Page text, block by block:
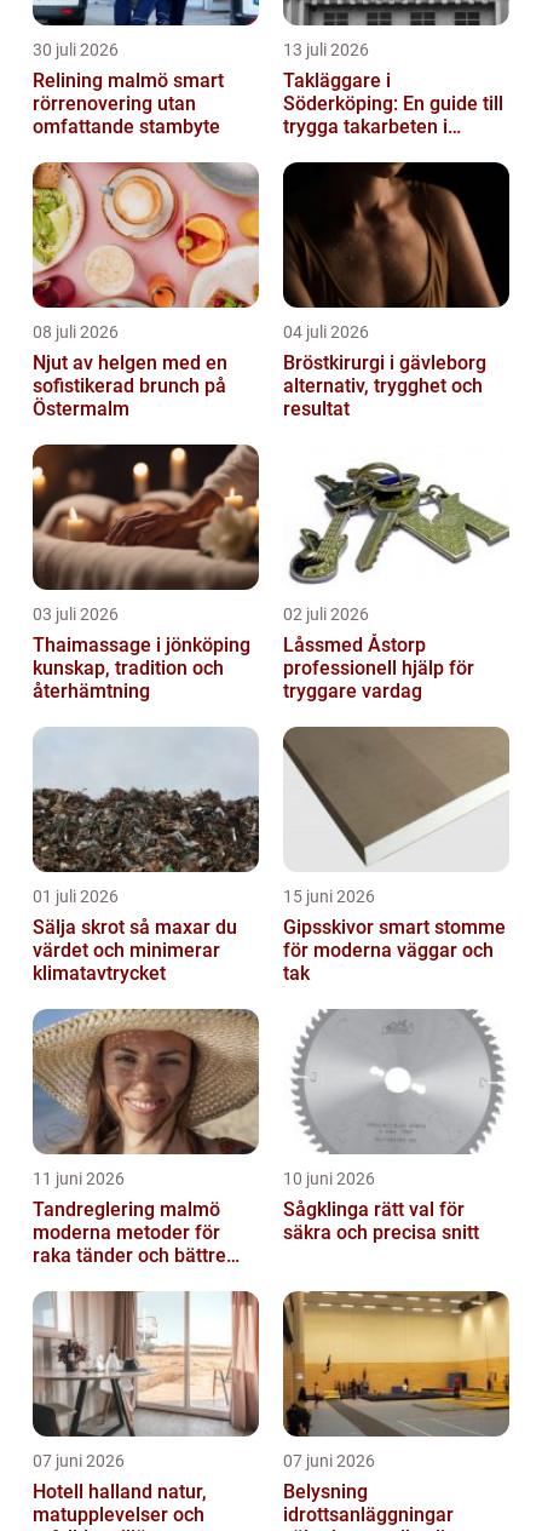
30 juli 2026
Relining malmö smart
rörrenovering utan
omfattande stambyte
13 juli 2026
Takläggare i
Söderköping: En guide till
trygga takarbeten i
08 juli 2026
Njut av helgen med en
sofistikerad brunch på
Östermalm
04 juli 2026
Bröstkirurgi i gävleborg
alternativ, trygghet och
resultat
03 juli 2026
Thaimassage i jönköping
kunskap, tradition och
återhämtning
02 juli 2026
Låssmed Åstorp
professionell hjälp för
tryggare vardag
01 juli 2026
Sälja skrot så maxar du
värdet och minimerar
klimatavtrycket
15 juni 2026
Gipsskivor smart stomme
för moderna väggar och
tak
11 juni 2026
Tandreglering malmö
moderna metoder för
raka tänder och bättre
10 juni 2026
Sågklinga rätt val för
säkra och precisa snitt
07 juni 2026
Hotell halland natur,
matupplevelser och
07 juni 2026
Belysning
idrottsanläggningar